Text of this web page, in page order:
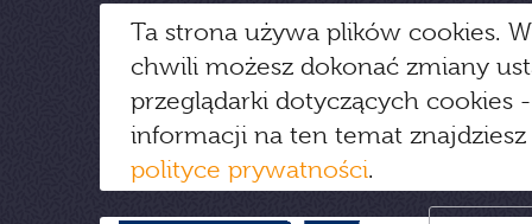
Ta strona używa plików cookies.
chwili możesz dokonać zmiany
przeglądarki dotyczących cookies
informacji na ten temat
polityce prywatności.